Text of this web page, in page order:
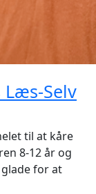
Selv
til at kåre
8-12 år og
for at